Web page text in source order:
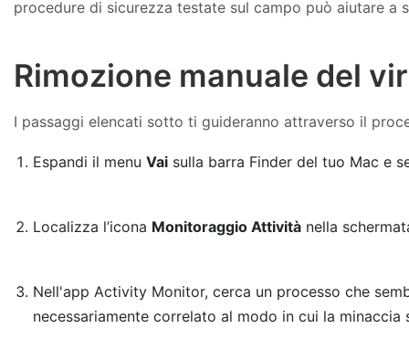
procedure di sicurezza testate sul campo può aiutare
Rimozione manuale del
I passaggi elencati sotto ti guideranno attraverso il
Espandi il menuVai sulla barra Finder del tuo Mac e
Localizza l’icona Monitoraggio Attività nella
Nell'app Activity Monitor, cerca un processo che
necessariamente correlato al modo in cui la